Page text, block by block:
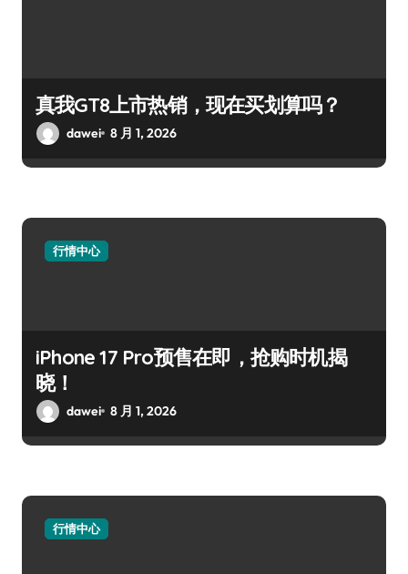
真我GT8上市热销，现在买划算吗？
dawei 8 月 1, 2026
行情中心
iPhone 17 Pro预售在即，抢购时机揭
晓！
dawei 8 月 1, 2026
行情中心